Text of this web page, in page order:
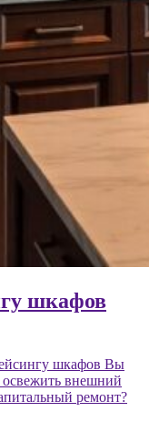
шкафов
шкафов Вы
освежить внешний
ремонт?